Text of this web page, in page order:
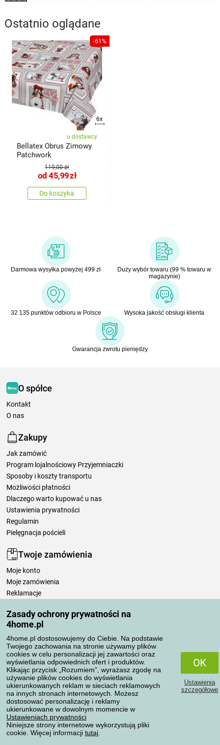
Zasady ochrony prywatności na
4home.pl
4home.pl dostosowujemy do Ciebie. Na podstawie
Twojego zachowania na stronie używamy plików
cookies w celu personalizacji jej zawartości oraz
wyświetlania odpowiednich ofert i produktów.
Klikając przycisk „Rozumiem”, wyrażasz zgodę na
używanie plików cookies do wyświetlania
ukierunkowanych reklam w sieciach reklamowych
na innych stronach internetowych. Możesz
dostosować personalizację i reklamy
ukierunkowane w dowolnym momencie w
Ustawieniach prywatności
Niniejsze strony internetowe wykorzystują pliki
cookie. Więcej informacji tutaj
OK
Ustawienia
szczegółowe
Ostatnio oglądane
-61%
6x
u dostawcy
Bellatex Obrus Zimowy
Patchwork
119,00 zł
od 45,99zł
Do koszyka
Darmowa wysyłka powyżej 499 zł
Duży wybór towaru (99 % towaru w
magazynie)
32 135 punktów odbioru w Polsce Wysoka jakość obsługi klienta
Gwarancja zwrotu pieniędzy
O spółce
Kontakt
O nas
Zakupy
Jak zamówić
Program lojalnościowy Przyjemniaczki
Sposoby i koszty transportu
Możliwości płatności
Dlaczego warto kupować u nas
Ustawienia prywatności
Regulamin
Pielęgnacja pościeli
Twoje zamówienia
Moje konto
Moje zamówienia
Reklamacje
Zasady przetwarzania recenzji
Sposoby transportu
Metody płatności
Niezawodny sklep